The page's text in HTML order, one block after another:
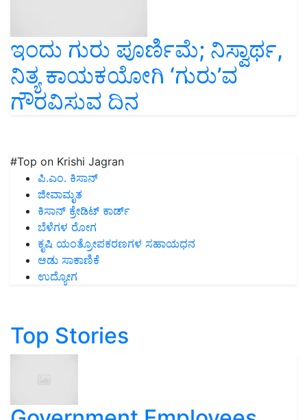
ಇಂದು ಗುರು ಪೂರ್ಣಿಮೆ; ನಿಸ್ವಾರ್ಥ,
ನಿತ್ಯ ಕಾಯಕಯೋಗಿ ‘ಗುರು’ವ
ಗೌರವಿಸುವ ದಿನ
#Top on Krishi Jagran
ಪಿ.ಎಂ. ಕಿಸಾನ್
ಜೀವಾಮೃತ
ಕಿಸಾನ್ ಕ್ರೇಡಿಟ್ ಕಾರ್ಡ್
ಬೆಳೆಗಳ ರೋಗ
ಕೃಷಿ ಯಂತ್ರೋಪಕರಣಗಳ ಸಹಾಯಧನ
ಆಡು ಸಾಕಾಣಿಕೆ
ಉದ್ಯೋಗ
Top Stories